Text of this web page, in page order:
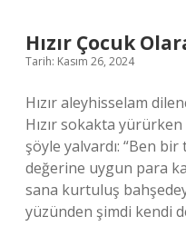
Hızır Çocuk
Tarih: Kasım 26, 2024
Hızır aleyhisselam
Hızır sokakta
şöyle yalvardı: “Ben bir
değerine uygun para
sana kurtuluş
yüzünden şimdi kendi